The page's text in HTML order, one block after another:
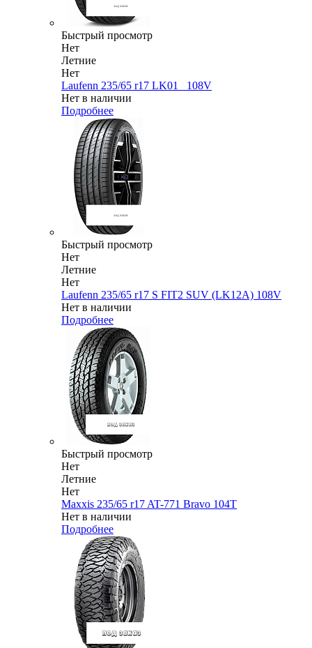
Быстрый просмотр
Нет
Летние
Нет
Laufenn 235/65 r17 LK01_ 108V
Нет в наличии
Подробнее
Быстрый просмотр
Нет
Летние
Нет
Laufenn 235/65 r17 S FIT2 SUV (LK12A) 108V
Нет в наличии
Подробнее
Быстрый просмотр
Нет
Летние
Нет
Maxxis 235/65 r17 AT-771 Bravo 104T
Нет в наличии
Подробнее